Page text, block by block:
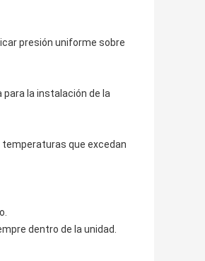
presión uniforme sobre
la instalación de la
temperaturas que excedan
dentro de la unidad.